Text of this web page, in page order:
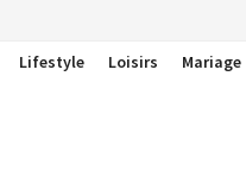
Lifestyle Loisirs Mariage